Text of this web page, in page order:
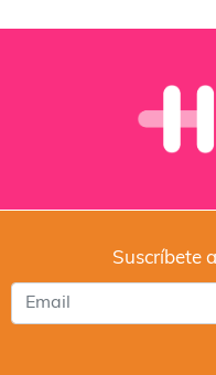
Suscríbete